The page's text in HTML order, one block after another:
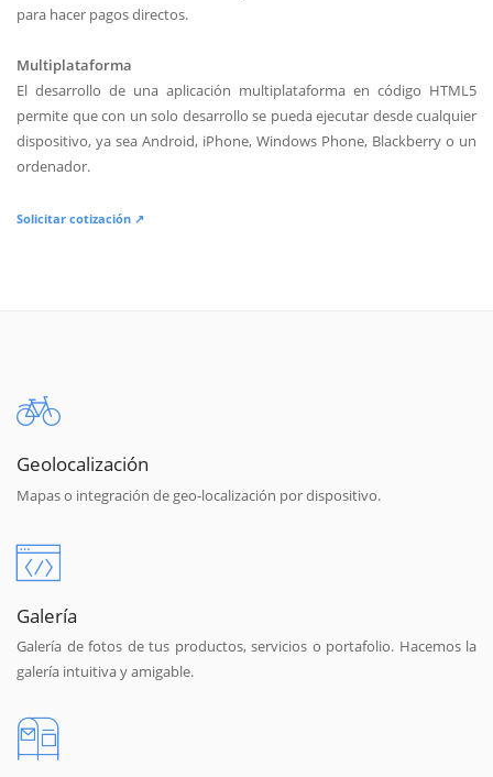
para hacer pagos directos.
Multiplataforma
El desarrollo de una aplicación multiplataforma en código HTML5
permite que con un solo desarrollo se pueda ejecutar desde cualquier
dispositivo, ya sea Android, iPhone, Windows Phone, Blackberry o un
ordenador.
Solicitar cotización ↗
Geolocalización
Mapas o integración de geo-localización por dispositivo.
Galería
Galería de fotos de tus productos, servicios o portafolio. Hacemos la
galería intuitiva y amigable.